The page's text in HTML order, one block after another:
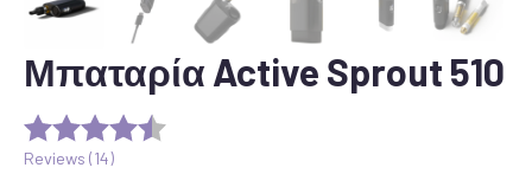
Μπαταρία Active Sprout 510
Reviews (14)